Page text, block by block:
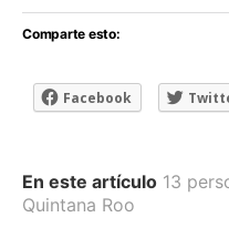
Comparte esto:
Facebook
En este artículo 13
Quintana Roo